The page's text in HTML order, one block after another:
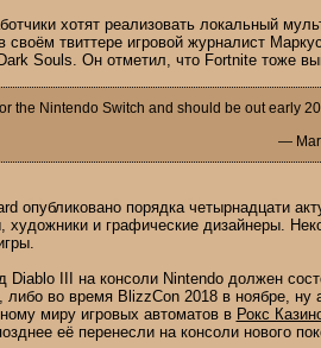
хотят реализовать локальный
твиттере игровой журналист
Souls. Он отметил, что Fortnite тоже
the Nintendo Switch and should be out early
—
опубликовано порядка четырнадцати
художники и графические дизайнеры.
Diablo III на консоли Nintendo должен
либо во время BlizzСon 2018 в ноябре,
миру игровых автоматов в Рокс
её перенесли на консоли нового